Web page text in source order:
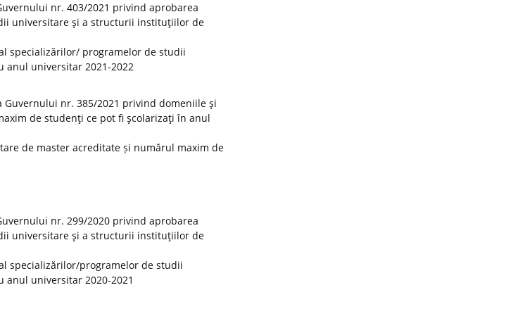
nr. 403/2021 privind aprobarea
universitare şi a structurii instituţiilor de
specializărilor/ programelor de studii
universitar 2021-2022
nr. 385/2021 privind domeniile şi
de studenţi ce pot fi şcolarizaţi în anul
de master acreditate și numărul maxim de
nr. 299/2020 privind aprobarea
universitare şi a structurii instituţiilor de
specializărilor/programelor de studii
universitar 2020-2021